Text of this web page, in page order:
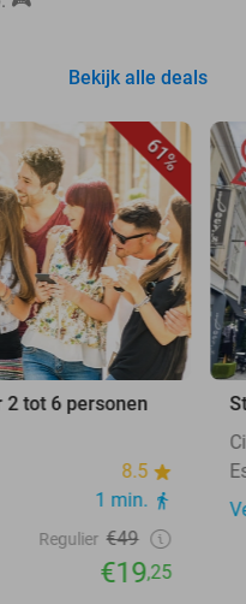
Bekijk alle deals
61%
tot 6 personen
8.5
1 min.
Regulier €49
€19,25